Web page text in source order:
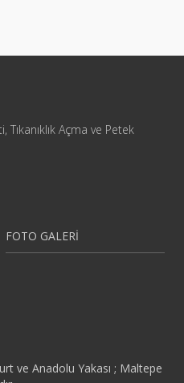
Açma ve Petek
FOTO GALERİ
ve Anadolu Yakası ; Maltepe